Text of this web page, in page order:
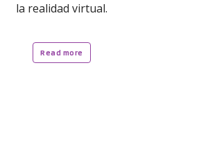
la realidad virtual.
Read more